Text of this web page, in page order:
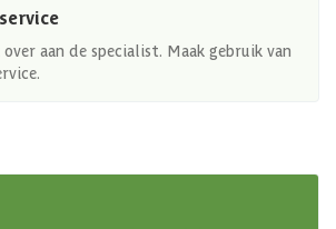
aan de specialist. Maak gebruik van